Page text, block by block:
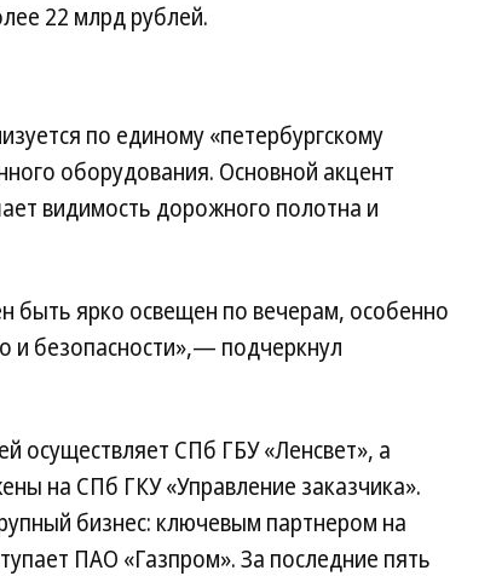
22 млрд рублей.
по единому «петербургскому
оборудования. Основной акцент
видимость дорожного полотна и
быть ярко освещен по вечерам, особенно
и безопасности»,— подчеркнул
осуществляет СПб ГБУ «Ленсвет», а
на СПб ГКУ «Управление заказчика».
бизнес: ключевым партнером на
ПАО «Газпром». За последние пять